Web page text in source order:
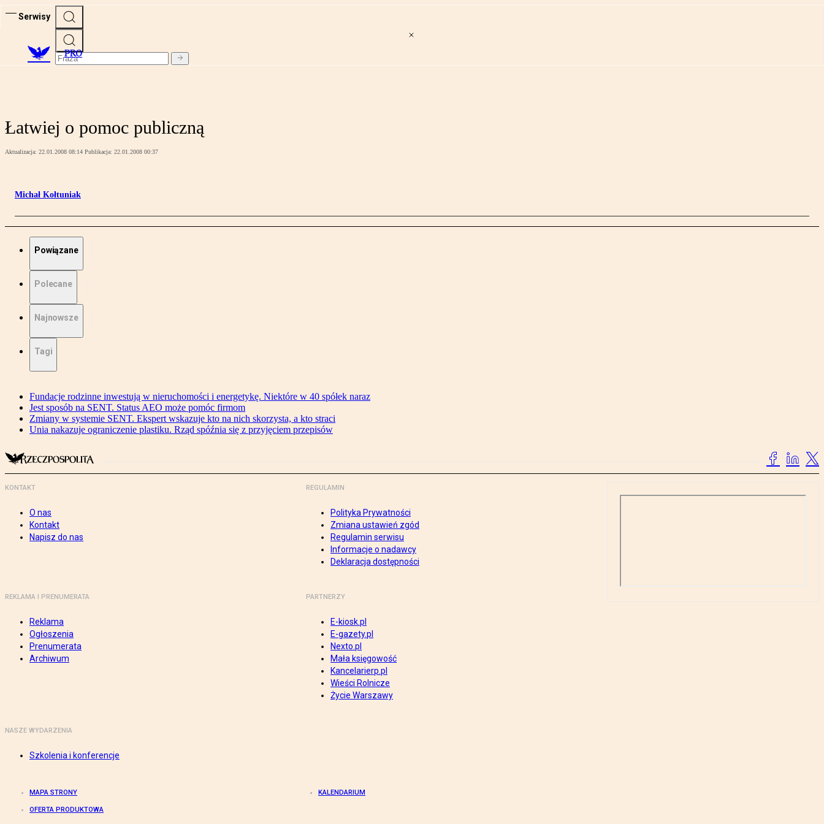
Serwisy
PRO
Łatwiej o pomoc publiczną
Aktualizacja: 22.01.2008 08:14 Publikacja: 22.01.2008 00:37
Michał Kołtuniak
Powiązane
Polecane
Najnowsze
Tagi
Fundacje rodzinne inwestują w nieruchomości i energetykę. Niektóre w 40 spółek naraz
Jest sposób na SENT. Status AEO może pomóc firmom
Zmiany w systemie SENT. Ekspert wskazuje kto na nich skorzysta, a kto straci
Unia nakazuje ograniczenie plastiku. Rząd spóźnia się z przyjęciem przepisów
KONTAKT
O nas
Kontakt
Napisz do nas
REGULAMIN
Polityka Prywatności
Zmiana ustawień zgód
Regulamin serwisu
Informacje o nadawcy
Deklaracja dostępności
REKLAMA I PRENUMERATA
Reklama
Ogłoszenia
Prenumerata
Archiwum
PARTNERZY
E-kiosk.pl
E-gazety.pl
Nexto.pl
Mała księgowość
Kancelarierp.pl
Wieści Rolnicze
Życie Warszawy
NASZE WYDARZENIA
Szkolenia i konferencje
MAPA STRONY KALENDARIUM
OFERTA PRODUKTOWA